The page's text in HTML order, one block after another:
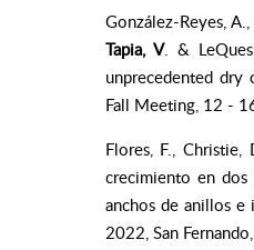
González-Reyes,
Tapia, V. &
unprecedented dry
Fall Meeting, 12 -
Flores, F., Christie,
crecimiento en dos
anchos de anillos
2022, San